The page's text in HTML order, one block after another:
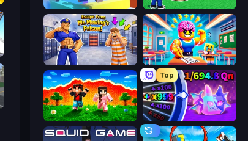
Mega Parkour: Obby Escape Run Obby: Click and Grow
Escape From Mr.Meawing's Prison! Obby: Dumb or Genius IQ Test
The Lava Tsunami
Top
Meeland.io